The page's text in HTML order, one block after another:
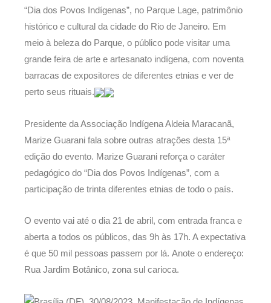
“Dia dos Povos Indígenas”, no Parque Lage, patrimônio
histórico e cultural da cidade do Rio de Janeiro. Em
meio à beleza do Parque, o público pode visitar uma
grande feira de arte e artesanato indígena, com noventa
barracas de expositores de diferentes etnias e ver de
perto seus rituais.
Presidente da Associação Indígena Aldeia Maracanã,
Marize Guarani fala sobre outras atrações desta 15ª
edição do evento. Marize Guarani reforça o caráter
pedagógico do “Dia dos Povos Indígenas”, com a
participação de trinta diferentes etnias de todo o país.
O evento vai até o dia 21 de abril, com entrada franca e
aberta a todos os públicos, das 9h às 17h. A expectativa
é que 50 mil pessoas passem por lá. Anote o endereço:
Rua Jardim Botânico, zona sul carioca.